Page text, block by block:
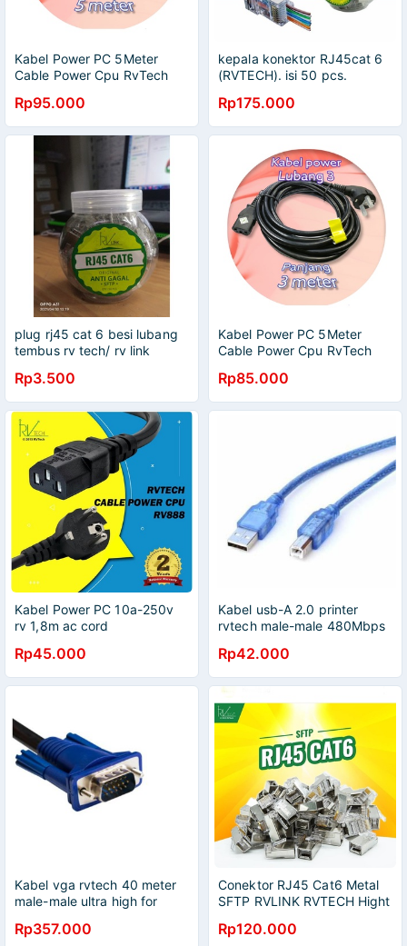
Kabel Power PC 5Meter
Cable Power Cpu RvTech
Original
Rp95.000
kepala konektor RJ45cat 6
(RVTECH). isi 50 pcs.
TEMBUS ANTI GAGAL
Rp175.000
plug rj45 cat 6 besi lubang
tembus rv tech/ rv link
satuan
Rp3.500
Kabel Power PC 5Meter
Cable Power Cpu RvTech
Original
Rp85.000
Kabel Power PC 10a-250v
rv 1,8m ac cord
Rp45.000
Kabel usb-A 2.0 printer
rvtech male-male 480Mbps
m-m 5 meter cable
Rp42.000
Kabel vga rvtech 40 meter
male-male ultra high for
- Cable vga 15 pin 40m
Rp357.000
Conektor RJ45 Cat6 Metal
SFTP RVLINK RVTECH Hight
Rp120.000